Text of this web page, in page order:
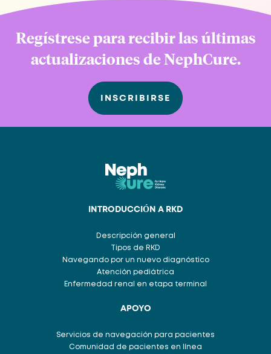
Regístrese para recibir las últimas
actualizaciones de NephCure.
INSCRIBIRSE
INTRODUCCIÓN A RKD
Descripción general
Tipos de RKD
Navegando por un nuevo diagnóstico
Atención pediátrica
Enfermedad renal en etapa terminal
APOYO
Servicios de navegación para pacientes
Comunidad de pacientes en línea